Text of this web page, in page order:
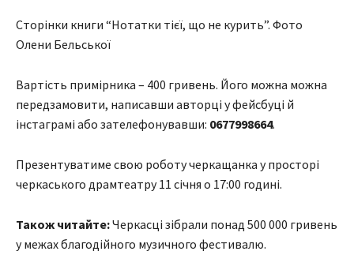
Сторінки книги “Нотатки тієї, що не курить”. Фото
Олени Бельської
Вартість примірника – 400 гривень. Його можна можна
передзамовити, написавши авторці у фейсбуці й
інстаграмі або зателефонувавши: 0677998664.
Презентуватиме свою роботу черкащанка у просторі
черкаського драмтеатру 11 січня о 17:00 годині.
Також читайте:Черкасці зібрали понад 500 000 гривень
у межах благодійного музичного фестивалю.